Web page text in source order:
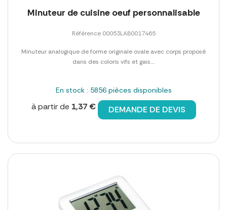
Minuteur de cuisine oeuf personnalisable
Référence 00053LAB0017465
Minuteur analogique de forme originale ovale avec corps proposé
dans des coloris vifs et gais....
En stock : 5856 pièces disponibles
à partir de 1,37 € DEMANDE DE DEVIS